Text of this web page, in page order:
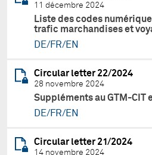
11 décembre 2024
Liste des codes
trafic marchandises et
DE/FR/EN
Circular letter 22/2024
28 novembre 2024
Suppléments au GTM-CIT
DE/FR/EN
Circular letter 21/2024
14 novembre 2024